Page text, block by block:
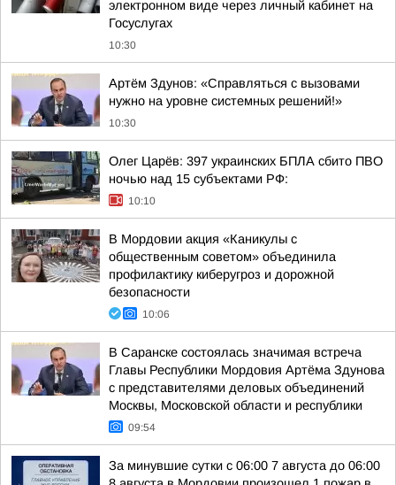
электронном виде через личный кабинет на
Госуслугах
10:30
Артём Здунов: «Справляться с вызовами
нужно на уровне системных решений!»
10:30
Олег Царёв: 397 украинских БПЛА сбито ПВО
ночью над 15 субъектами РФ:
10:10
В Мордовии акция «Каникулы с
общественным советом» объединила
профилактику киберугроз и дорожной
безопасности
10:06
В Саранске состоялась значимая встреча
Главы Республики Мордовия Артёма Здунова
с представителями деловых объединений
Москвы, Московской области и республики
09:54
За минувшие сутки с 06:00 7 августа до 06:00